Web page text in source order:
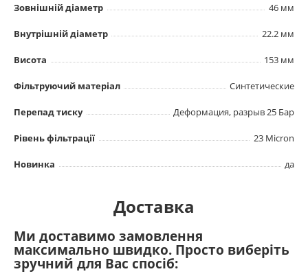
Зовнішній діаметр 46 мм
Внутрішній діаметр 22.2 мм
Висота 153 мм
Фільтруючий матеріал Синтетические
Перепад тиску Деформация, разрыв 25 Бар
Рівень фільтрації 23 Micron
Новинка да
Доставка
Ми доставимо замовлення
максимально швидко. Просто виберіть
зручний для Вас спосіб: